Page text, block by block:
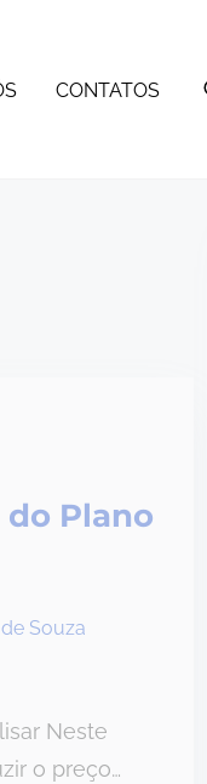
CONTATOS
do Plano
Souza
Neste
o preço…